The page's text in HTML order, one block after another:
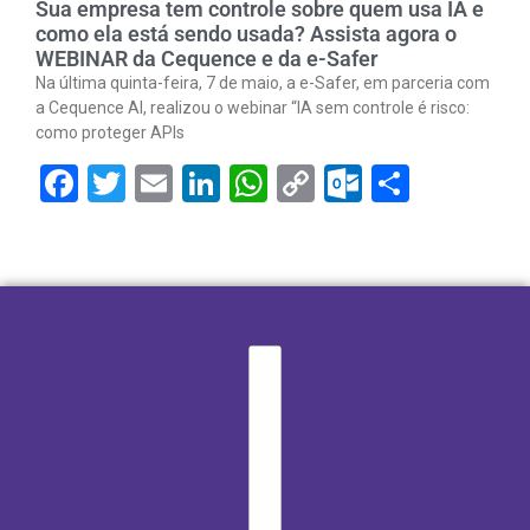
Sua empresa tem controle sobre quem usa IA e
como ela está sendo usada? Assista agora o
WEBINAR da Cequence e da e-Safer
Na última quinta-feira, 7 de maio, a e-Safer, em parceria com
a Cequence AI, realizou o webinar “IA sem controle é risco:
como proteger APIs
Facebook
Twitter
EmailLinkedIn
WhatsApp
Copy